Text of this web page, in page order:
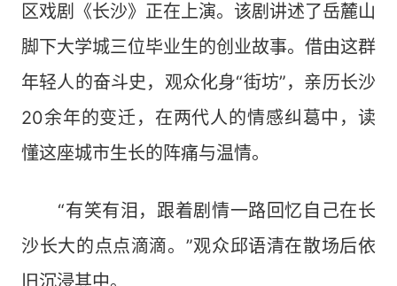
区戏剧《长沙》正在上演。该剧讲述了岳麓山
脚下大学城三位毕业生的创业故事。借由这群
年轻人的奋斗史，观众化身“街坊”，亲历长沙
20余年的变迁，在两代人的情感纠葛中，读
懂这座城市生长的阵痛与温情。
“有笑有泪，跟着剧情一路回忆自己在长
沙长大的点点滴滴。”观众邱语清在散场后依
旧沉浸其中。